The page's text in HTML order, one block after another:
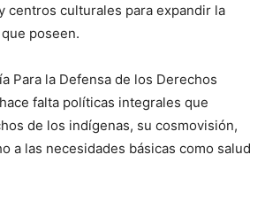
centros culturales para expandir la
poseen.
Para la Defensa de los Derechos
falta políticas integrales que
de los indígenas, su cosmovisión,
a las necesidades básicas como salud